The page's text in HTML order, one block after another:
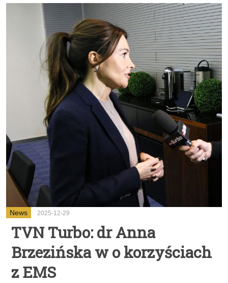
News 2025-12-29
TVN Turbo: dr Anna
Brzezińska w o korzyściach
z EMS